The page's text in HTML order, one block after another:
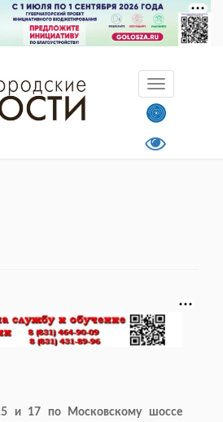
и 17 по Московскому шоссе